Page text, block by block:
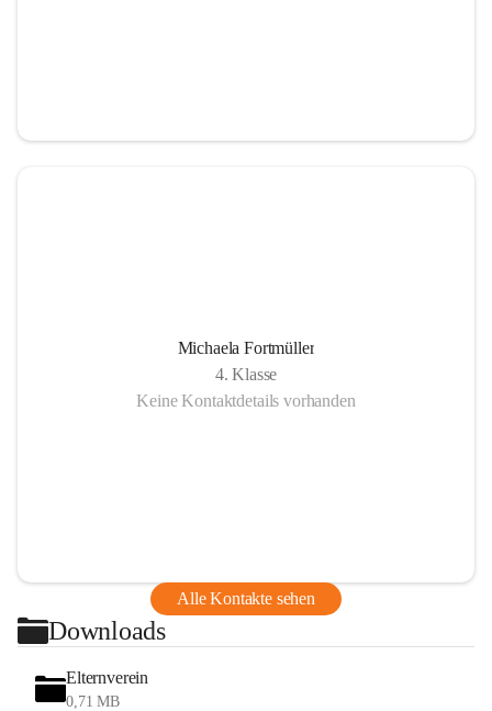
Michaela Fortmüller
4. Klasse
Keine Kontaktdetails vorhanden
Alle Kontakte sehen
Downloads
Elternverein
0,71 MB